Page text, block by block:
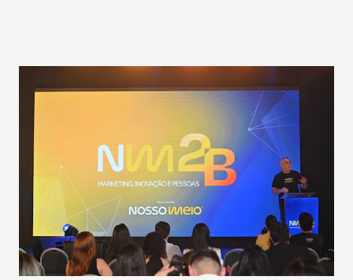
população suspeita e de cuidados com os ambientes
públicos e domiciliares. “Nós não estamos vivendo uma
epidemia comum, como temos em todos os anos, com
aumento de casos de dengue, influenza ou H1N1. Trata-se
de uma epidemia com um vírus diferente, com um poder de
contaminação maior que outros coronavírus”, apontou o
secretário. Segundo ele, é uma epidemia com chance de
contaminação alta, podendo gerar um grande risco à
população e ao sistema de saúde. “Precisamos saber fazer a